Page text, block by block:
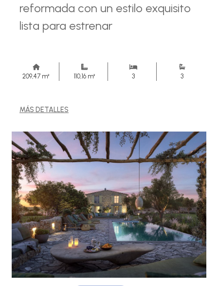
reformada con un estilo exquisito
lista para estrenar
209,47 m² 110,16 m² 3 3
MÁS DETALLES